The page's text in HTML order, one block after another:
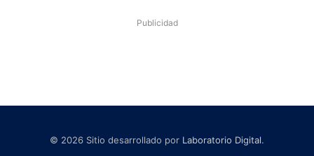
Publicidad
© 2026 Sitio desarrollado por Laboratorio Digital.